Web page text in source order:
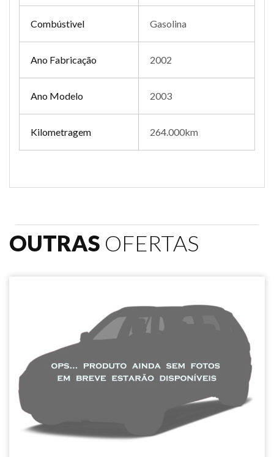
Combústivel Gasolina
Ano Fabricação 2002
Ano Modelo 2003
Kilometragem 264.000km
OUTRAS OFERTAS